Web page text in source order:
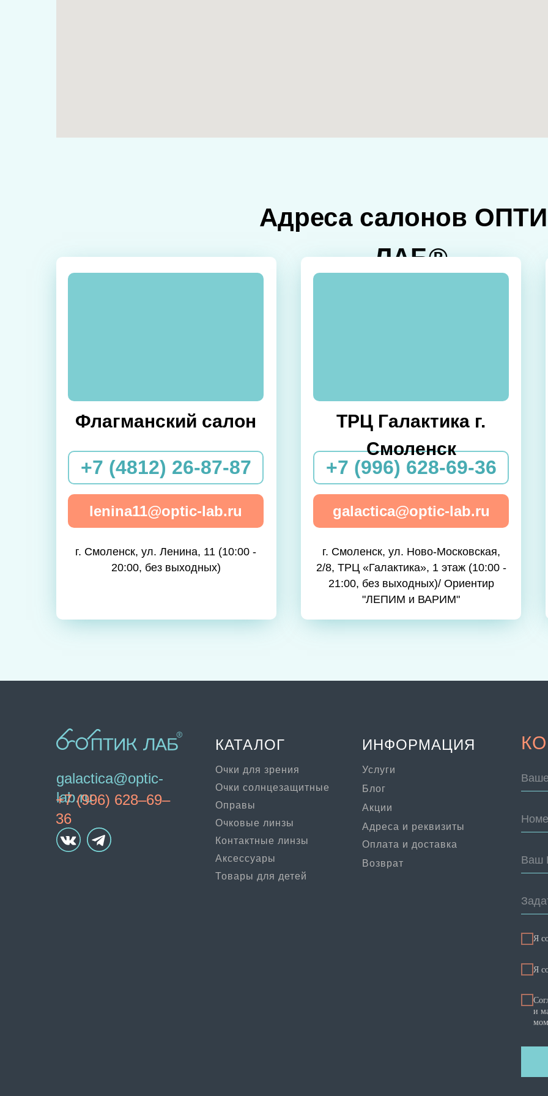
Адреса салонов
ЛАБ®
г. Смоленск, ул. Ленина, 11 (10:00 -
20:00, без выходных)
Флагманский салон
+7 (4812) 26-87-87
lenina11@optic-lab.ru
+7 (996) 628-69-36
galactica@optic-lab.ru
ТРЦ Галактика г.
Смоленск
г. Смоленск, ул. Ново-Московская,
2/8, ТРЦ «Галактика», 1 этаж (10:00 -
21:00, без выходных)/ Ориентир
"ЛЕПИМ и ВАРИМ"
galactica@optic-
lab.ru
Очки для зрения
Очки солнцезащитные
Очковые линзы
Оправы
Контактные линзы
Аксессуары
Товары для детей
+7 (996) 628–69–
36
ИНФОРМАЦИЯ
Услуги
КАТАЛОГ
Адреса и реквизиты
Ваш
Я
Я
и
Оплата и доставка
Возврат
Блог
Акции